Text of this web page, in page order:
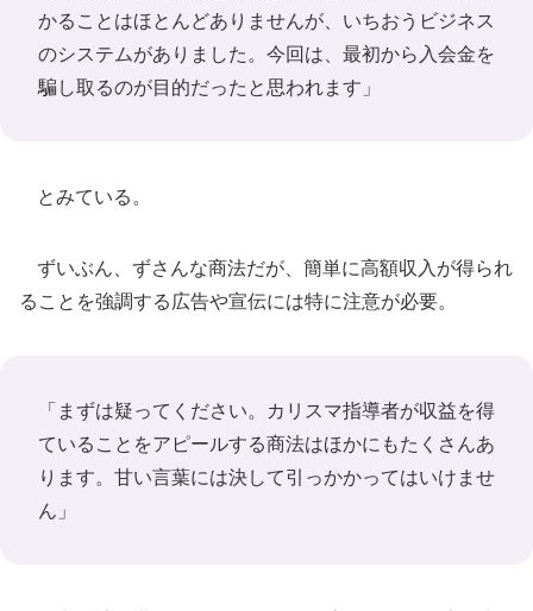
かることはほとんどありませんが、いちおうビジネス
のシステムがありました。今回は、最初から入会金を
騙し取るのが目的だったと思われます」
とみている。
ずいぶん、ずさんな商法だが、簡単に高額収入が得られ
ることを強調する広告や宣伝には特に注意が必要。
「まずは疑ってください。カリスマ指導者が収益を得
ていることをアピールする商法はほかにもたくさんあ
ります。甘い言葉には決して引っかかってはいけませ
ん」